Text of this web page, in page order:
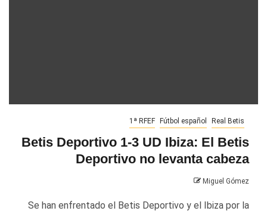
1ª RFEF Fútbol español Real Betis
Betis Deportivo 1-3 UD Ibiza: El Betis
Deportivo no levanta cabeza
Miguel Gómez
Se han enfrentado el Betis Deportivo y el Ibiza por la